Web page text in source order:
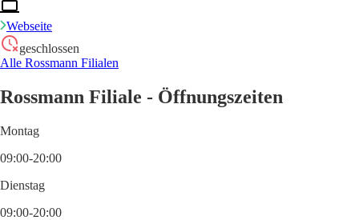
Webseite
geschlossen
Alle Rossmann Filialen
Rossmann Filiale - Öffnungszeiten
Montag
09:00-20:00
Dienstag
09:00-20:00